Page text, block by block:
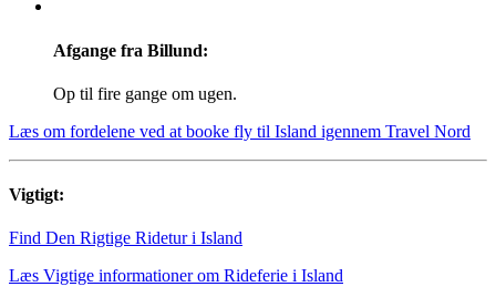
Afgange fra Billund:
Op til fire gange om ugen.
Læs om fordelene ved at booke fly til Island igennem Travel Nord
Vigtigt:
Find Den Rigtige Ridetur i Island
Læs Vigtige informationer om Rideferie i Island